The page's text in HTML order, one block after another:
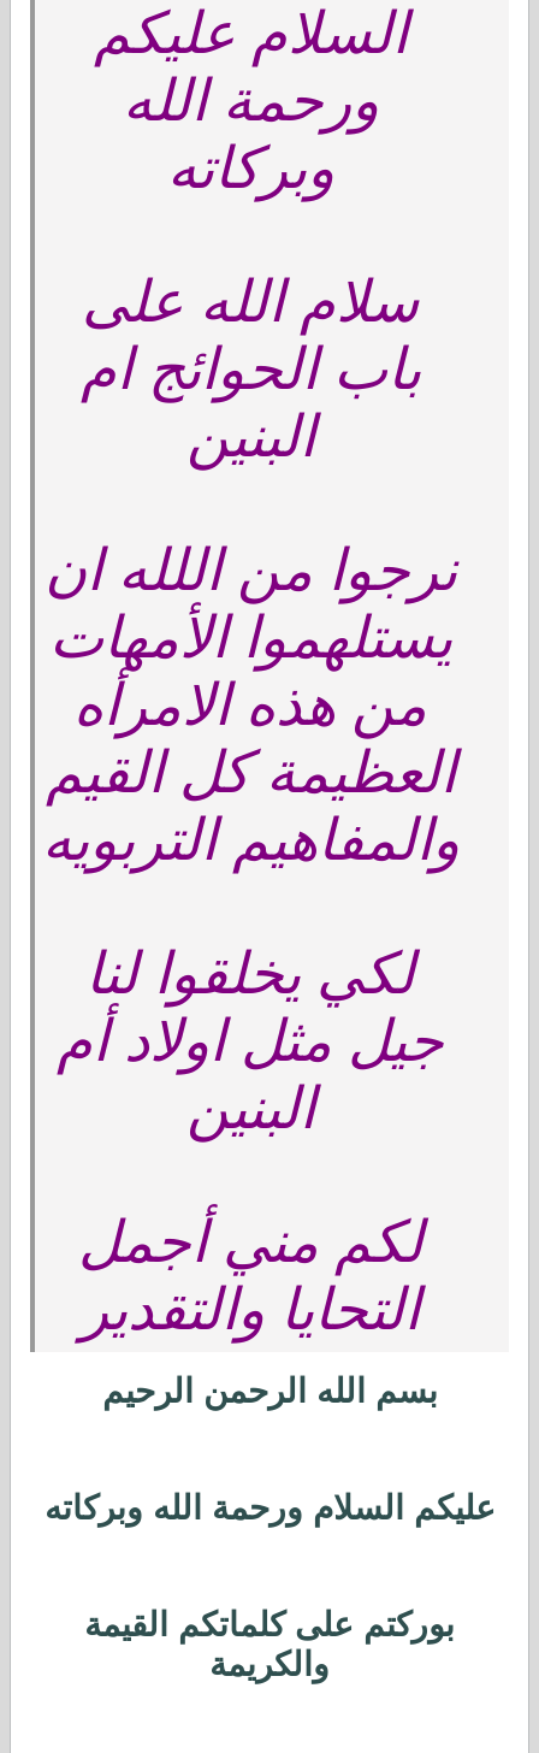
السلام عليكم
ورحمة الله
وبركاته
سلام الله على
باب الحوائج ام
البنين
نرجوا من اللله ان
يستلهموا الأمهات
من هذه الامرأه
العظيمة كل القيم
والمفاهيم التربويه
لكي يخلقوا لنا
جيل مثل اولاد أم
البنين
لكم مني أجمل
التحايا والتقدير
بسم الله الرحمن الرحيم
عليكم السلام ورحمة الله وبركاته
بوركتم على كلماتكم القيمة
والكريمة